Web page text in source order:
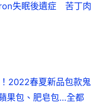
失眠後遺症 苦丁肉
2022春夏新品包款鬼
果包、肥皂包…全都